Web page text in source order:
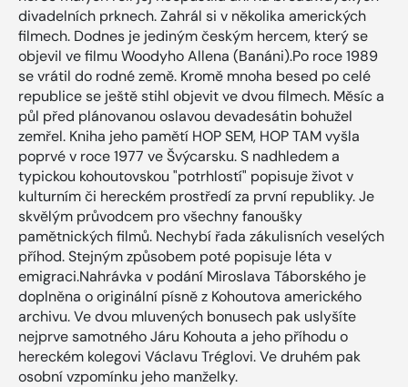
divadelních prknech. Zahrál si v několika amerických
filmech. Dodnes je jediným českým hercem, který se
objevil ve filmu Woodyho Allena (Banáni).Po roce 1989
se vrátil do rodné země. Kromě mnoha besed po celé
republice se ještě stihl objevit ve dvou filmech. Měsíc a
půl před plánovanou oslavou devadesátin bohužel
zemřel. Kniha jeho pamětí HOP SEM, HOP TAM vyšla
poprvé v roce 1977 ve Švýcarsku. S nadhledem a
typickou kohoutovskou "potrhlostí" popisuje život v
kulturním či hereckém prostředí za první republiky. Je
skvělým průvodcem pro všechny fanoušky
pamětnických filmů. Nechybí řada zákulisních veselých
příhod. Stejným způsobem poté popisuje léta v
emigraci.Nahrávka v podání Miroslava Táborského je
doplněna o originální písně z Kohoutova amerického
archivu. Ve dvou mluvených bonusech pak uslyšíte
nejprve samotného Járu Kohouta a jeho příhodu o
hereckém kolegovi Václavu Tréglovi. Ve druhém pak
osobní vzpomínku jeho manželky.